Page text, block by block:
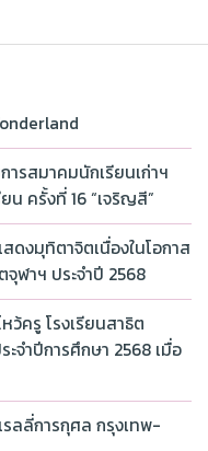
ารสมาคมนักเรียนเก่าฯ
น ครั้งที่ 16 “เจริญสี”
ดงมุทิตาจิตเนื่องในโอกาส
ฬาฯ ประจำปี 2568
ว้ครู โรงเรียนสาธิต
จำปีการศึกษา 2568 เมื่อ
ลลี่การกุศล กรุงเทพ-